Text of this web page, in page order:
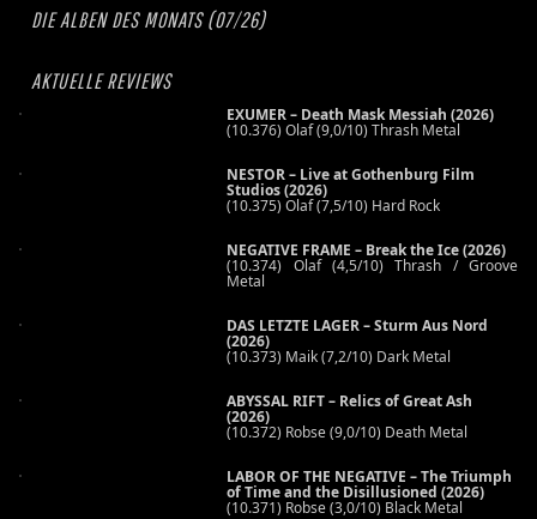
DIE ALBEN DES MONATS (07/26)
AKTUELLE REVIEWS
EXUMER – Death Mask Messiah (2026)
(10.376) Olaf (9,0/10) Thrash Metal
NESTOR – Live at Gothenburg Film
Studios (2026)
(10.375) Olaf (7,5/10) Hard Rock
NEGATIVE FRAME – Break the Ice (2026)
(10.374) Olaf (4,5/10) Thrash / Groove
Metal
DAS LETZTE LAGER – Sturm Aus Nord
(2026)
(10.373) Maik (7,2/10) Dark Metal
ABYSSAL RIFT – Relics of Great Ash
(2026)
(10.372) Robse (9,0/10) Death Metal
LABOR OF THE NEGATIVE – The Triumph
of Time and the Disillusioned (2026)
(10.371) Robse (3,0/10) Black Metal